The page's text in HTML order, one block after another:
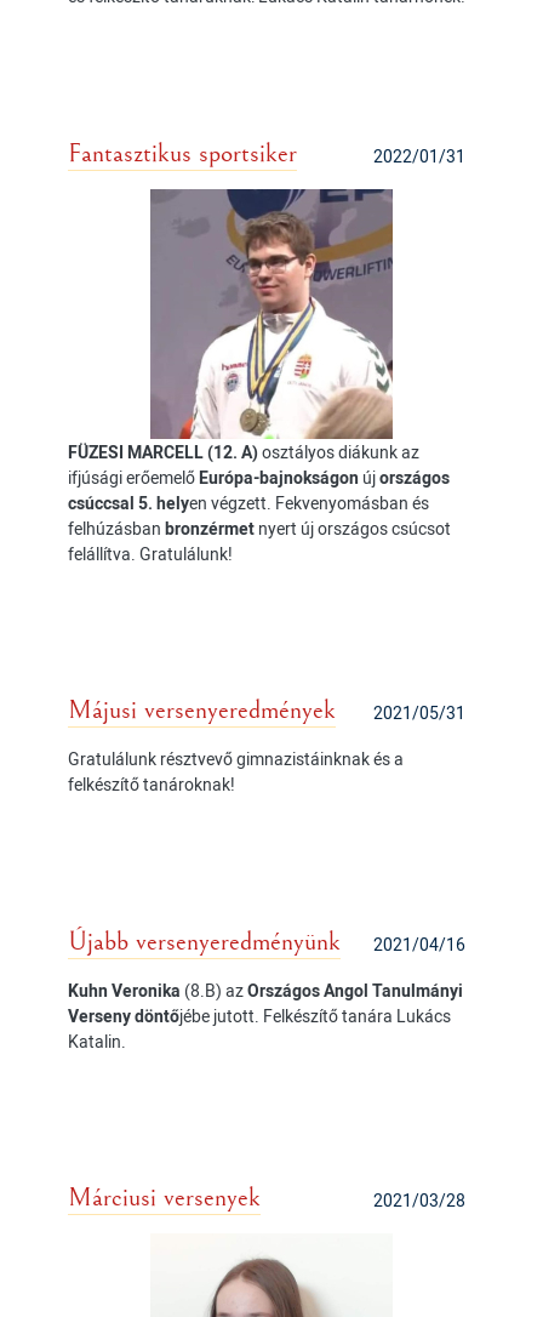
2022/01/31
Fantasztikus sportsiker
FÜZESI MARCELL (12. A)osztályos diákunk az
ifjúsági erőemelő Európa-bajnokságon újországos
csúccsal 5. helyen végzett. Fekvenyomásban és
felhúzásban bronzérmet nyert új országos csúcsot
felállítva. Gratulálunk!
2021/05/31
Májusi versenyeredmények
Gratulálunk résztvevő gimnazistáinknak és a
felkészítő tanároknak!
2021/04/16
Újabb versenyeredményünk
Kuhn Veronika (8.B) azOrszágos Angol Tanulmányi
Verseny döntőjébe jutott. Felkészítő tanára Lukács
Katalin.
2021/03/28
Márciusi versenyek